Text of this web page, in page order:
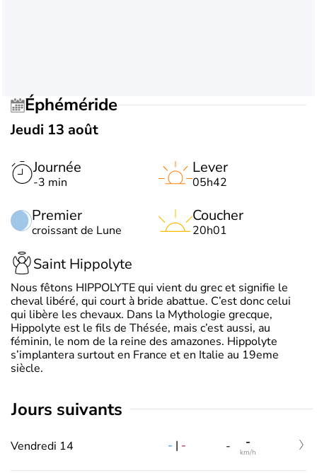
Éphéméride
Jeudi 13 août
Journée
-3 min
Premier
croissant de Lune
Lever
05h42
Coucher
20h01
Saint Hippolyte
Nous fêtons HIPPOLYTE qui vient du grec et signifie le
cheval libéré, qui court à bride abattue. C’est donc celui
qui libère les chevaux. Dans la Mythologie grecque,
Hippolyte est le fils de Thésée, mais c’est aussi, au
féminin, le nom de la reine des amazones. Hippolyte
s’implantera surtout en France et en Italie au 19eme
siècle.
jours suivants
Vendredi 14 - | - - -
km/h